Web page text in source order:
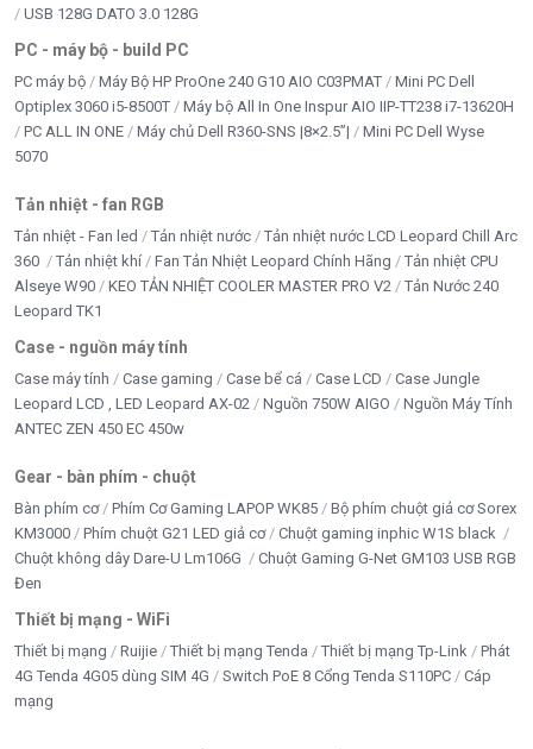
USB 128G DATO 3.0 128G
PC - máy bộ - build PC
PC máy bộ Máy Bộ HP ProOne 240 G10 AIO C03PMAT
Mini PC Dell
Optiplex 3060 i5-8500T
Máy bộ All In One Inspur AIO IIP-TT238 i7-13620H
PC ALL IN ONE
Máy chủ Dell R360-SNS |8×2.5”|
Mini PC Dell Wyse
5070
Tản nhiệt - fan RGB
Tản nhiệt - Fan led Tản nhiệt nước
Tản nhiệt nước LCD Leopard Chill Arc
360
Tản nhiệt khí Fan Tản Nhiệt Leopard Chính Hãng
Tản nhiệt CPU
Alseye W90
KEO TẢN NHIỆT COOLER MASTER PRO V2
Tản Nước 240
Leopard TK1
Case - nguồn máy tính
Case máy tính Case gaming Case bể cá Case LCD
Case Jungle
Leopard LCD , LED Leopard AX-02
Nguồn 750W AIGO
Nguồn Máy Tính
ANTEC ZEN 450 EC 450w
Gear - bàn phím - chuột
Bàn phím cơ Phím Cơ Gaming LAPOP WK85
Bộ phím chuột giả cơ Sorex
KM3000
Phím chuột G21 LED giả cơ
Chuột gaming inphic W1S black
Chuột không dây Dare-U Lm106G
Chuột Gaming G-Net GM103 USB RGB
Đen
Thiết bị mạng - WiFi
Thiết bị mạng Ruijie Thiết bị mạng Tenda Thiết bị mạng Tp-Link
Phát
4G Tenda 4G05 dùng SIM 4G
Switch PoE 8 Cổng Tenda S110PC
Cáp
mạng